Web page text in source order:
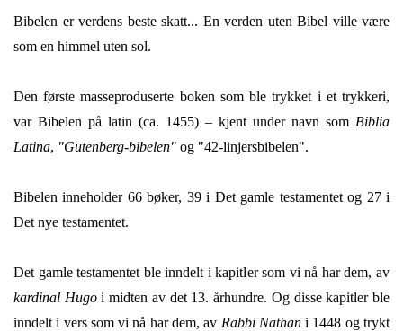
Bibelen er verdens beste skatt... En verden uten Bibel ville være
som en himmel uten sol.
Den første masseproduserte boken som ble trykket i et trykkeri,
var Bibelen på latin (ca. 1455) – kjent under navn som Biblia
Latina, "Gutenberg-bibelen" og "42-linjersbibelen".
Bibelen inneholder 66 bøker, 39 i Det gamle testamentet og 27 i
Det nye testamentet.
Det gamle testamentet ble inndelt i kapitler som vi nå har dem, av
kardinal Hugoi midten av det 13. århundre. Og disse kapitler ble
inndelt i vers som vi nå har dem, av Rabbi Nathani 1448 og trykt